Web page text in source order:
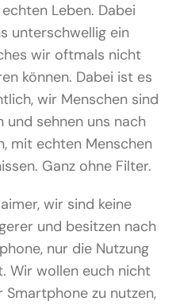
Leben. Dabei
unterschwellig ein
wir oftmals nicht
können. Dabei ist es
wir Menschen sind
und sehnen uns nach
mit echten Menschen
Ganz ohne Filter.
wir sind keine
und besitzen nach
nur die Nutzung
Wir wollen euch nicht
zu nutzen,